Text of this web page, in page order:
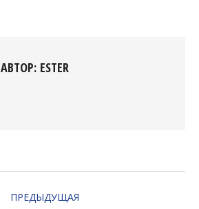
АВТОР: ESTER
ПРЕДЫДУЩАЯ